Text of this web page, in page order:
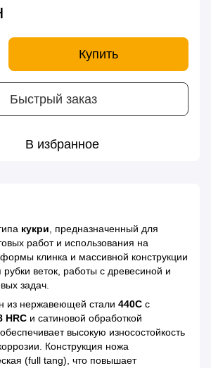
Купить
Быстрый заказ
В избранное
кукри , предназначенный для
работ и использования на
клинка и массивной конструкции
веток, работы с древесиной и
задач.
из нержавеющей стали 440C с
HRC и сатиновой обработкой
высокую износостойкость
Конструкция ножа
(full tang), что повышает